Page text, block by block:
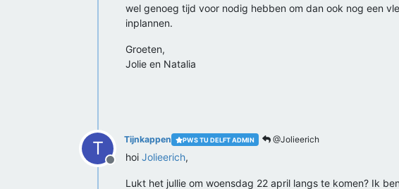
wel genoeg tijd voor nodig hebben om dan ook nog een
inplannen.
Groeten,
Jolie en Natalia
T
Offline
Tijnkappen PWS TU DELFT ADMIN @Jolieerich
hoi Jolieerich,
Lukt het jullie om woensdag 22 april langs te komen? Ik